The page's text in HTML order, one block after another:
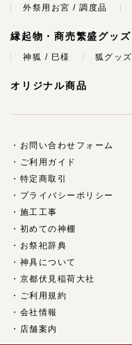
外祭用お宮 / 調度品
縁起物・商売繁盛グッズ
神狐 / 巳様 狐グッズ
オリジナル商品
お問い合わせフォーム
ご利用ガイド
特定商取引
プライバシーポリシー
施工工事
初めての神棚
お祭祀辞典
神具について
京都伏見稲荷大社
ご利用規約
会社情報
店舗案内